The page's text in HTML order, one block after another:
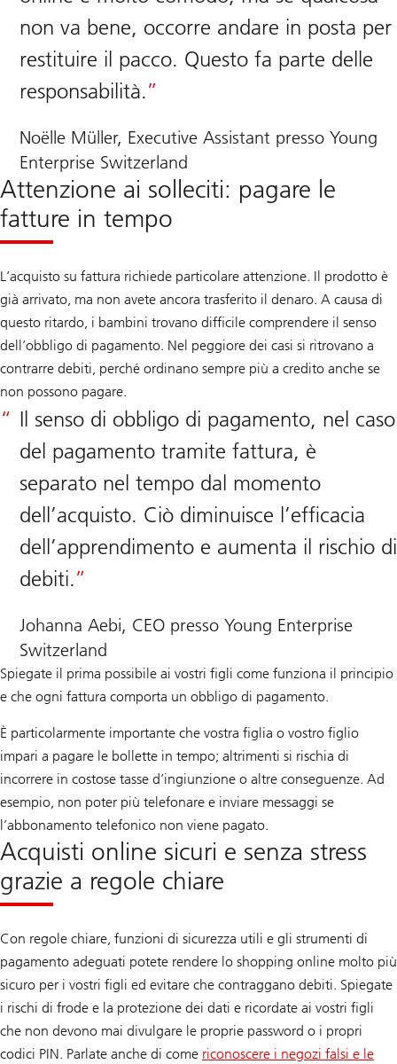
non va bene, occorre andare in posta per
restituire il pacco. Questo fa parte delle
responsabilità.
Noëlle Müller, Executive Assistant presso Young
Enterprise Switzerland
Attenzione ai solleciti: pagare le
fatture in tempo
L’acquisto su fattura richiede particolare attenzione. Il prodotto è
già arrivato, ma non avete ancora trasferito il denaro. A causa di
questo ritardo, i bambini trovano difficile comprendere il senso
dell’obbligo di pagamento. Nel peggiore dei casi si ritrovano a
contrarre debiti, perché ordinano sempre più a credito anche se
non possono pagare.
Il senso di obbligo di pagamento, nel caso
del pagamento tramite fattura, è
separato nel tempo dal momento
dell’acquisto. Ciò diminuisce l’efficacia
dell’apprendimento e aumenta il rischio di
debiti.
Johanna Aebi, CEO presso Young Enterprise
Switzerland
Spiegate il prima possibile ai vostri figli come funziona il principio
e che ogni fattura comporta un obbligo di pagamento.
È particolarmente importante che vostra figlia o vostro figlio
impari a pagare le bollette in tempo; altrimenti si rischia di
incorrere in costose tasse d’ingiunzione o altre conseguenze. Ad
esempio, non poter più telefonare e inviare messaggi se
l’abbonamento telefonico non viene pagato.
Acquisti online sicuri e senza stress
grazie a regole chiare
Con regole chiare, funzioni di sicurezza utili e gli strumenti di
pagamento adeguati potete rendere lo shopping online molto più
sicuro per i vostri figli ed evitare che contraggano debiti. Spiegate
i rischi di frode e la protezione dei dati e ricordate ai vostri figli
che non devono mai divulgare le proprie password o i propri
codici PIN. Parlate anche di come riconoscere i negozi falsi e le